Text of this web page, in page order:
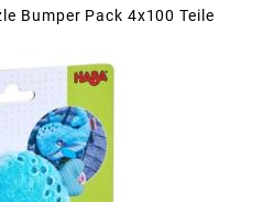
Bumper Pack 4x100 Teile